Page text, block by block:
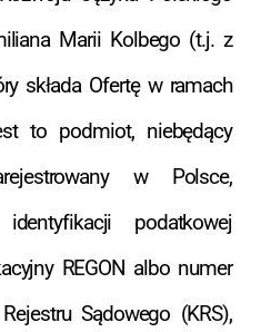
Marii Kolbego (t.j. z
składa Ofertę w ramach
to podmiot, niebędący
w Polsce,
podatkowej
REGON albo numer
Sądowego (KRS),